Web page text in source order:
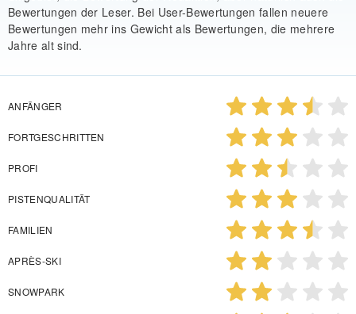
Bewertungen der Leser. Bei User-Bewertungen fallen neuere
Bewertungen mehr ins Gewicht als Bewertungen, die mehrere
Jahre alt sind.
ANFÄNGER
FORTGESCHRITTEN
PROFI
PISTENQUALITÄT
FAMILIEN
APRÈS-SKI
SNOWPARK